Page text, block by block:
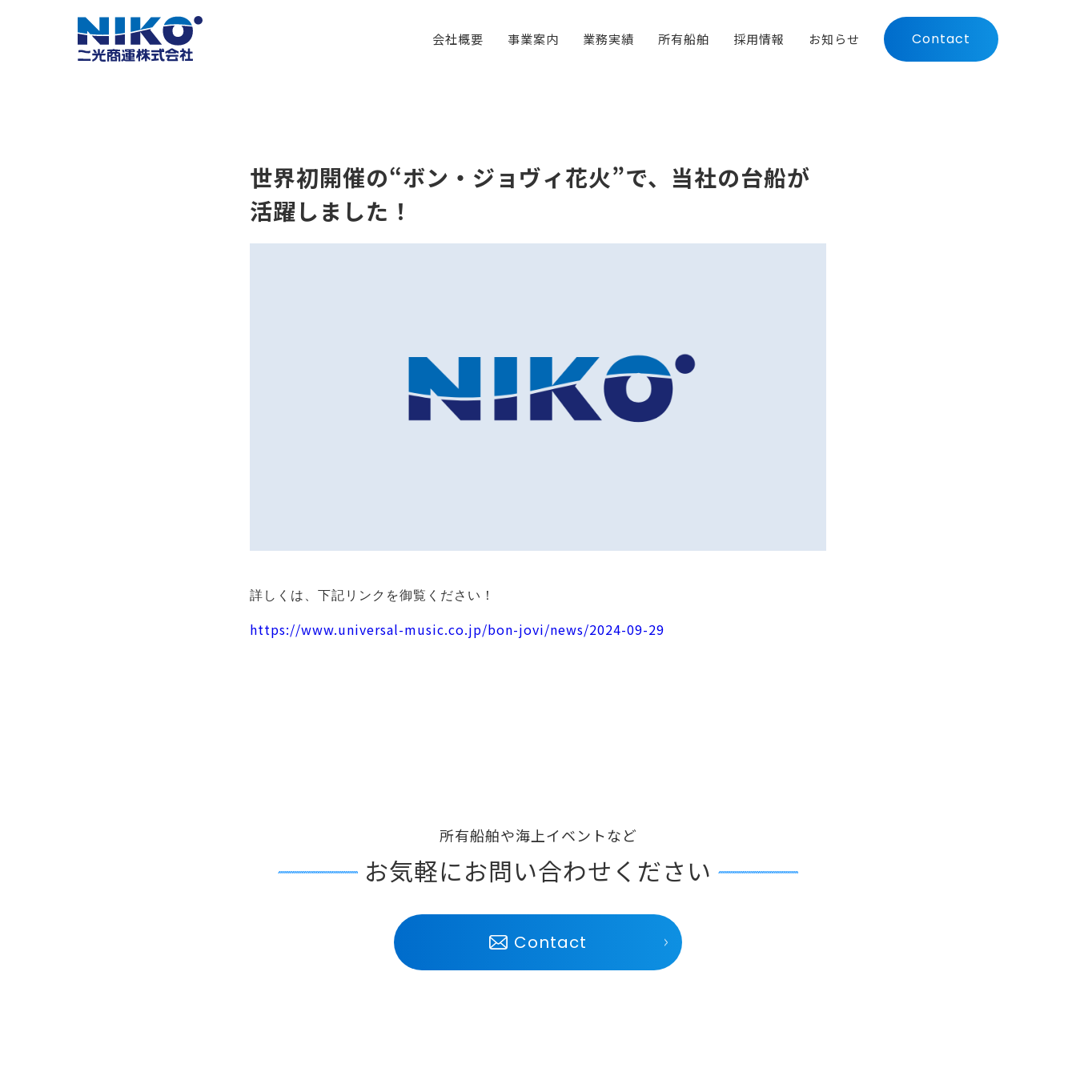
会社概要 事業案内 業務実績 所有船舶 採用情報 お知らせ Contact
世界初開催の“ボン・ジョヴィ花火”で、当社の台船が
活躍しました！
詳しくは、下記リンクを御覧ください！
https://www.universal-music.co.jp/bon-jovi/news/2024-09-29
所有船舶や海上イベントなど
お気軽にお問い合わせください
Contact